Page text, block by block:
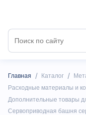
Главная / Каталог /
Расходные материалы и
Дополнительные товары
Сервоприводная башня